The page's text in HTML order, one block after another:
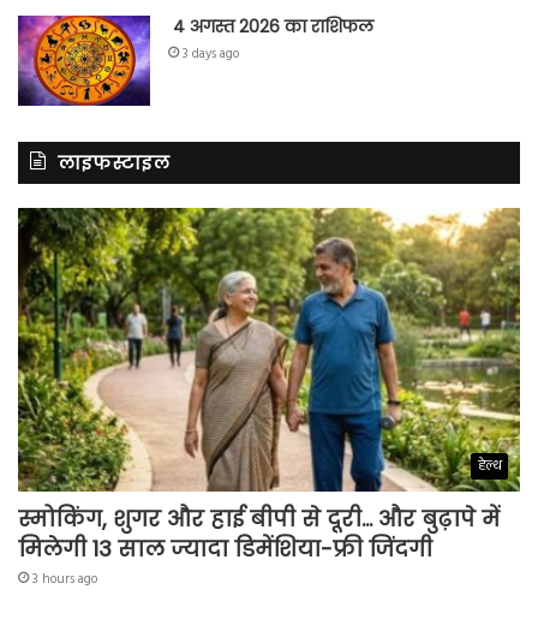
4 अगस्त 2026 का राशिफल
3 days ago
लाइफस्टाइल
हेल्थ
स्मोकिंग, शुगर और हाई बीपी से दूरी… और बुढ़ापे में
मिलेगी 13 साल ज्यादा डिमेंशिया-फ्री जिंदगी
3 hours ago